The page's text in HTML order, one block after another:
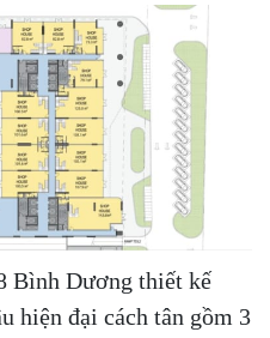
Bình Dương thiết kế
hiện đại cách tân gồm 3